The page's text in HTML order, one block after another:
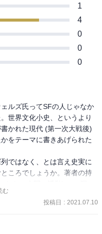
1
4
0
0
0
ルズ氏ってSFの人じゃなか
世界文化小史、というより
かれた現代 (第一次大戦後)
をテーマに書きあげられた
ではなく、とは言え史実に
ころでしょうか。著者の持
点や近代の記載が力が入っ
少し残念なものの、その代
に偏らず、近代以後の劇的
む
投稿日 : 2021.07.10